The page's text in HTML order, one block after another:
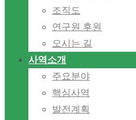
조직도
연구원 후원
오시는 길
사역소개
주요분야
핵심사역
발전계획